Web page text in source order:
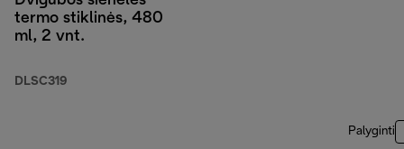
termo stiklinės, 480
ml, 2 vnt.
DLSC319
Palyginti